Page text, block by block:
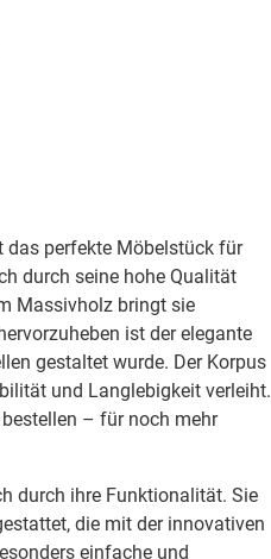
das perfekte Möbelstück für
durch seine hohe Qualität
Massivholz bringt sie
ist der elegante
gestaltet wurde. Der Korpus
und Langlebigkeit verleiht.
– für noch mehr
durch ihre Funktionalität. Sie
die mit der innovativen
einfache und